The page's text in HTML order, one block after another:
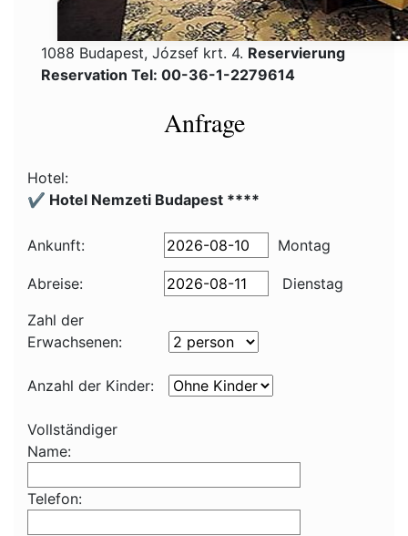
1088 Budapest, József krt. 4. Reservierung
Reservation Tel: 00-36-1-2279614
Anfrage
Hotel:
✔️ Hotel Nemzeti Budapest ****
Ankunft: Montag
Abreise:
Dienstag
Zahl der
Erwachsenen:
Anzahl der Kinder:
Vollständiger
Name:
Telefon: